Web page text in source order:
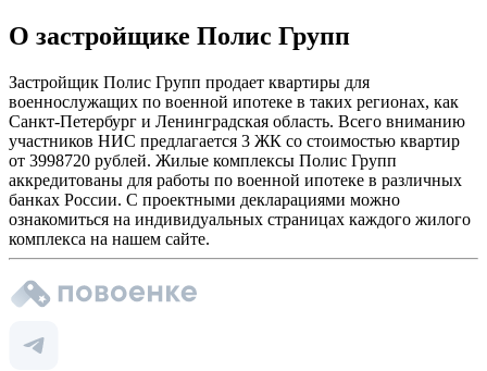
О застройщике Полис Групп
Застройщик Полис Групп продает квартиры для
военнослужащих по военной ипотеке в таких регионах, как
Санкт-Петербург и Ленинградская область. Всего вниманию
участников НИС предлагается 3 ЖК со стоимостью квартир
от 3998720 рублей. Жилые комплексы Полис Групп
аккредитованы для работы по военной ипотеке в различных
банках России. С проектными декларациями можно
ознакомиться на индивидуальных страницах каждого жилого
комплекса на нашем сайте.